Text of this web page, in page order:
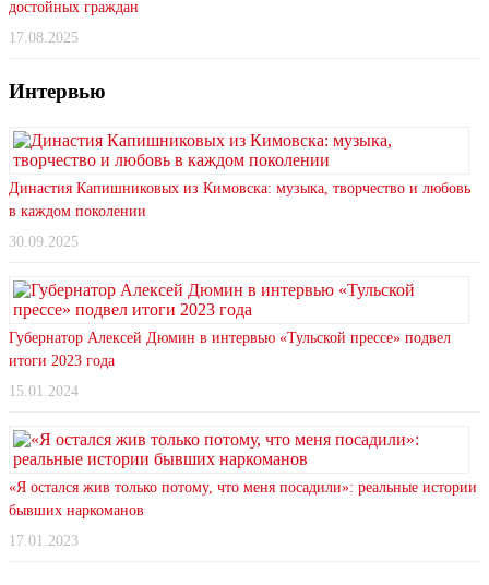
достойных граждан
17.08.2025
Интервью
Династия Капишниковых из Кимовска: музыка, творчество и любовь
в каждом поколении
30.09.2025
Губернатор Алексей Дюмин в интервью «Тульской прессе» подвел
итоги 2023 года
15.01.2024
«Я остался жив только потому, что меня посадили»: реальные истории
бывших наркоманов
17.01.2023